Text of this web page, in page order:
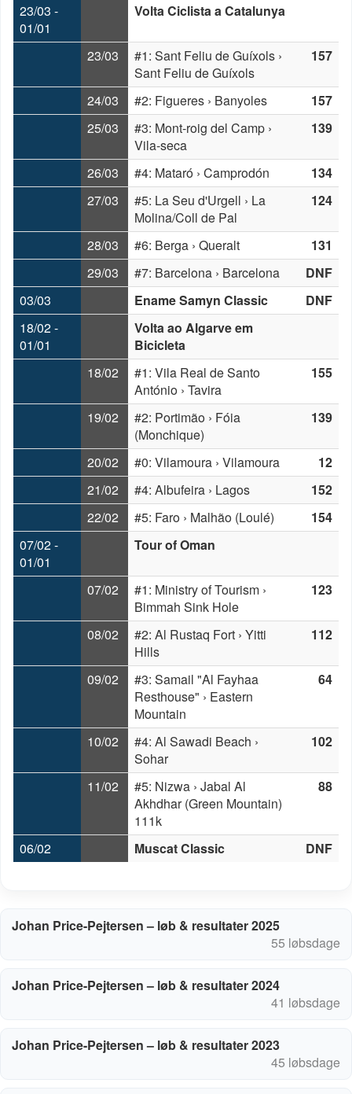
23/03 -
01/01
Volta Ciclista a Catalunya
23/03
#1: Sant Feliu de Guíxols ›
Sant Feliu de Guíxols
157
24/03 #2: Figueres › Banyoles
157
25/03
#3: Mont-roig del Camp ›
Vila-seca
139
26/03 #4: Mataró › Camprodón
134
27/03
#5: La Seu d'Urgell › La
Molina/Coll de Pal
124
28/03 #6: Berga › Queralt
131
29/03
#7: Barcelona › Barcelona
DNF
03/03
Ename Samyn Classic
DNF
18/02 -
01/01
Volta ao Algarve em
Bicicleta
18/02
#1: Vila Real de Santo
António › Tavira
155
19/02
#2: Portimão › Fóia
(Monchique)
139
20/02 #0: Vilamoura › Vilamoura
12
21/02
#4: Albufeira › Lagos
152
22/02
#5: Faro › Malhão (Loulé)
154
07/02 -
01/01
Tour of Oman
07/02
#1: Ministry of Tourism ›
Bimmah Sink Hole
123
08/02
#2: Al Rustaq Fort › Yitti
Hills
112
09/02
#3: Samail "Al Fayhaa
Resthouse" › Eastern
Mountain
64
10/02
#4: Al Sawadi Beach ›
Sohar
102
11/02
#5: Nizwa › Jabal Al
Akhdhar (Green Mountain)
111k
88
06/02 Muscat Classic DNF
Johan Price-Pejtersen – løb & resultater 2025
55 løbsdage
Johan Price-Pejtersen – løb & resultater 2024
41 løbsdage
Johan Price-Pejtersen – løb & resultater 2023
45 løbsdage